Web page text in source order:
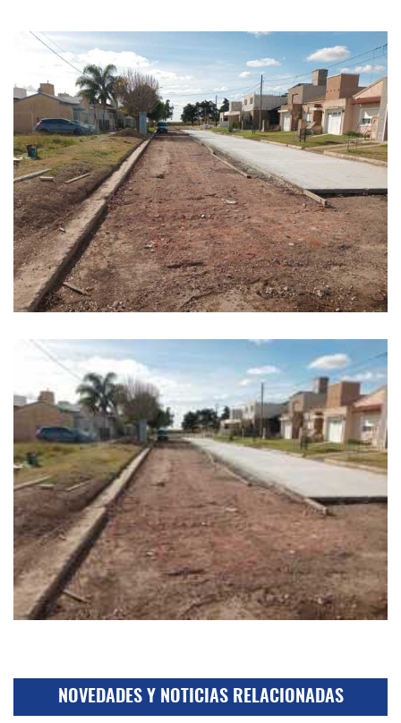
NOVEDADES Y NOTICIAS RELACIONADAS